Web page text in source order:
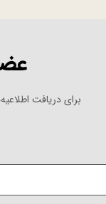
برای دریافت